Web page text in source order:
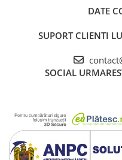
DATE
SUPORT CLIENTI
SOCIAL